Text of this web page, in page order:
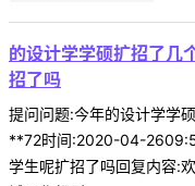
的设计学学硕扩招了几
招了吗
提问问题:今年的设计学学
**72时间:2020-04-
学生呢扩招了吗回复内容: